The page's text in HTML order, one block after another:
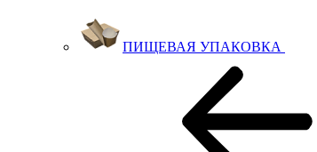
ПИЩЕВАЯ УПАКОВКА